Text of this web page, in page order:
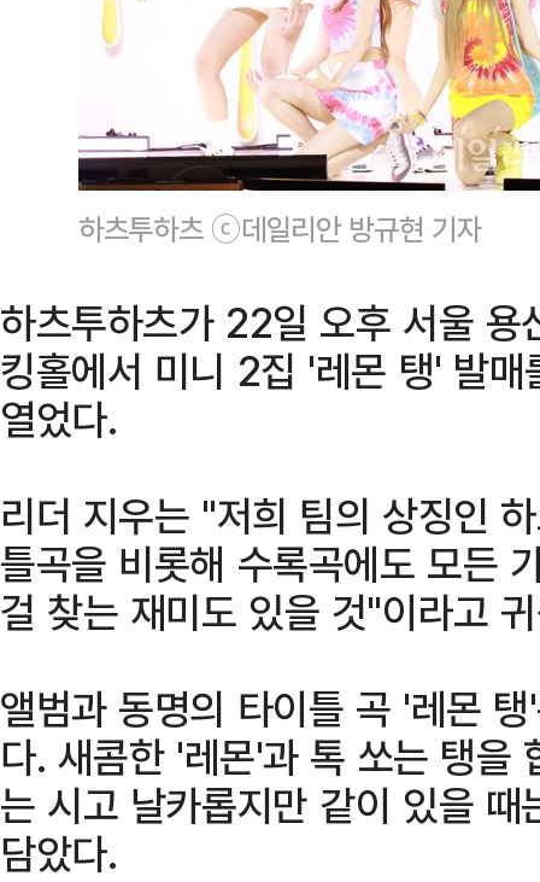
하츠투하츠 ⓒ데일리안 방규현 기자
하츠투하츠가 22일 오후 서울
킹홀에서 미니 2집 '레몬 탱' 발
열었다.
리더 지우는 "저희 팀의 상징인
틀곡을 비롯해 수록곡에도 모든
걸 찾는 재미도 있을 것"이라고
앨범과 동명의 타이틀 곡 '레몬
다. 새콤한 '레몬'과 톡 쏘는 탱을
는 시고 날카롭지만 같이 있을
담았다.